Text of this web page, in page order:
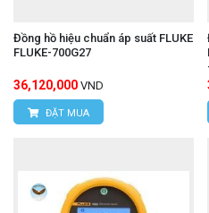
Đồng hồ hiệu chuẩn áp suất FLUKE
FLUKE-700G27
36,120,000 VND
ĐẶT MUA